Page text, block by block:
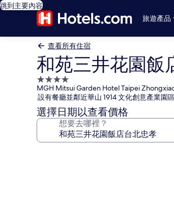
跳到主要內容
旅遊產品
查看所有住宿
和苑三井花園飯
4.0
星
級
住
宿
MGH Mitsui Garden Hotel Taipei
設有餐廳並鄰近華山 1914 文化創意產業園
選擇日期以查看價格
想要去哪裡？